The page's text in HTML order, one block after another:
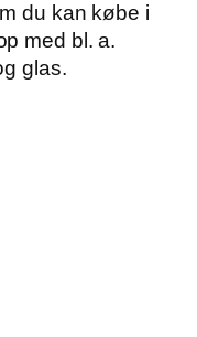
du kan købe i
med bl. a.
glas.